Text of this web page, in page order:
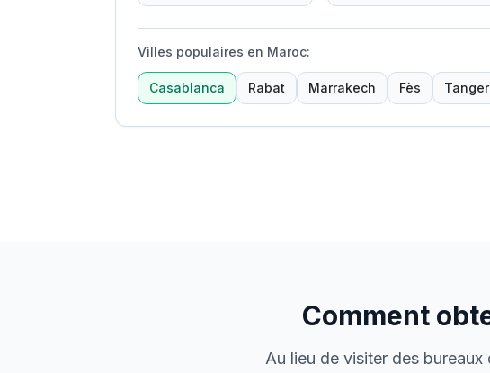
Villes populaires en Maroc:
Casablanca Rabat Marrakech Fès Tanger
Comment
Au lieu de visiter des